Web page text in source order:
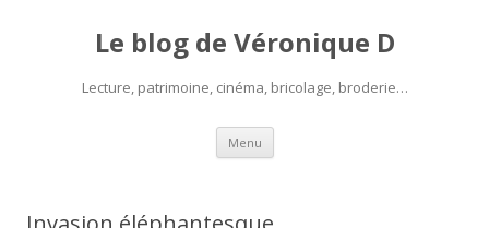
Le blog de Véronique D
Lecture, patrimoine, cinéma, bricolage, broderie…
Menu Aller
contenu